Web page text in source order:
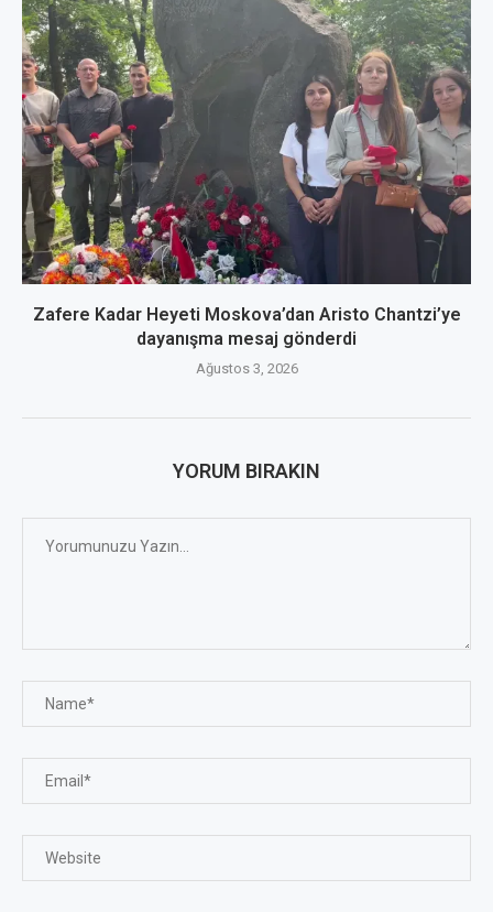
Zafere Kadar Heyeti Moskova’dan Aristo Chantzi’ye
dayanışma mesaj gönderdi
Ağustos 3, 2026
YORUM BIRAKIN